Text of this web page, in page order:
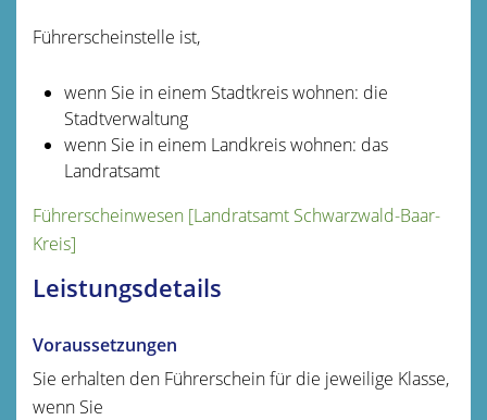
Führerscheinstelle ist,
wenn Sie in einem Stadtkreis wohnen: die
Stadtverwaltung
wenn Sie in einem Landkreis wohnen: das
Landratsamt
Führerscheinwesen [Landratsamt Schwarzwald-Baar-
Kreis]
Leistungsdetails
Voraussetzungen
Sie erhalten den Führerschein für die jeweilige Klasse,
wenn Sie